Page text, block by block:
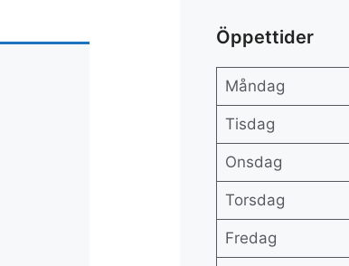
Öppettider
Måndag
Tisdag
Onsdag
Torsdag
Fredag